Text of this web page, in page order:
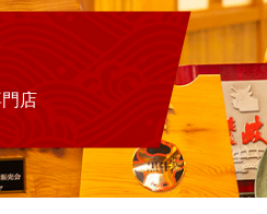
店